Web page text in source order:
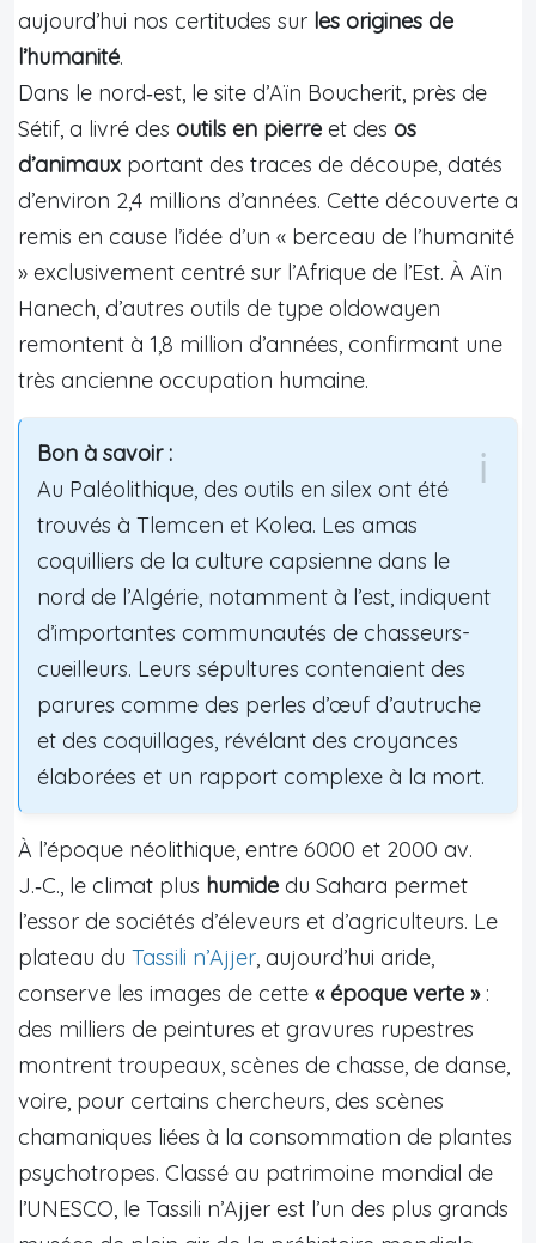
aujourd’hui nos certitudes sur les origines de
l’humanité.
Dans le nord‑est, le site d’Aïn Boucherit, près de
Sétif, a livré des outils en pierre et des os
d’animaux portant des traces de découpe, datés
d’environ 2,4 millions d’années. Cette découverte a
remis en cause l’idée d’un « berceau de l’humanité
» exclusivement centré sur l’Afrique de l’Est. À Aïn
Hanech, d’autres outils de type oldowayen
remontent à 1,8 million d’années, confirmant une
très ancienne occupation humaine.
Bon à savoir :
Au Paléolithique, des outils en silex ont été
trouvés à Tlemcen et Kolea. Les amas
coquilliers de la culture capsienne dans le
nord de l’Algérie, notamment à l’est, indiquent
d’importantes communautés de chasseurs-
cueilleurs. Leurs sépultures contenaient des
parures comme des perles d’œuf d’autruche
et des coquillages, révélant des croyances
élaborées et un rapport complexe à la mort.
À l’époque néolithique, entre 6000 et 2000 av.
J.‑C., le climat plus humide du Sahara permet
l’essor de sociétés d’éleveurs et d’agriculteurs. Le
plateau du Tassili n’Ajjer, aujourd’hui aride,
conserve les images de cette « époque verte »:
des milliers de peintures et gravures rupestres
montrent troupeaux, scènes de chasse, de danse,
voire, pour certains chercheurs, des scènes
chamaniques liées à la consommation de plantes
psychotropes. Classé au patrimoine mondial de
l’UNESCO, le Tassili n’Ajjer est l’un des plus grands